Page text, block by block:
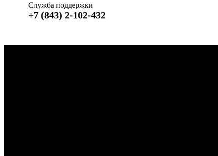
Служба поддержки
+7 (843) 2-102-432